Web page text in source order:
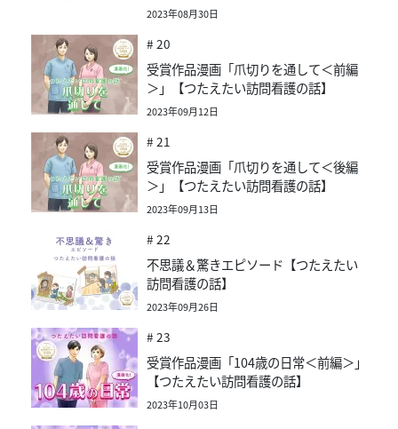
2023年08月30日
# 20
受賞作品漫画「爪切りを通して＜前編
＞」【つたえたい訪問看護の話】
2023年09月12日
# 21
受賞作品漫画「爪切りを通して＜後編
＞」【つたえたい訪問看護の話】
2023年09月13日
# 22
不思議＆驚きエピソード【つたえたい
訪問看護の話】
2023年09月26日
# 23
受賞作品漫画「104歳の日常＜前編＞」
【つたえたい訪問看護の話】
2023年10月03日